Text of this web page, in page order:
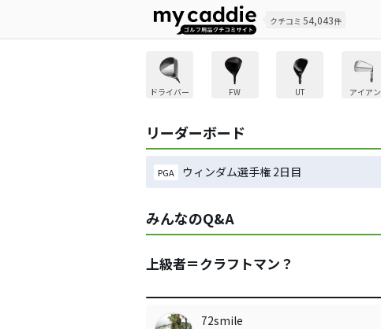
クチコミ 54,043件
ドライバー FW UT アイアン
リーダーボード
PGA ウィンダム選手権 2日目
みんなのQ&A
上級者＝クラフトマン？
72smile